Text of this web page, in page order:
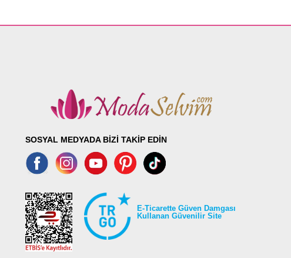
SOSYAL MEDYADA BİZİ TAKİP EDİN
E-Ticarette Güven Damgası
Kullanan Güvenilir Site